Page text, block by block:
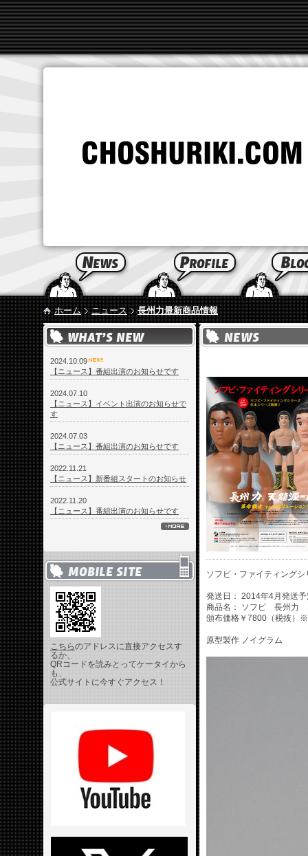
ホーム ニュース 長州力最新商品情報
2024.10.09
【ニュース】番組出演のお知らせです
2024.07.10
【ニュース】イベント出演のお知らせで
す
2024.07.03
【ニュース】番組出演のお知らせです
2022.11.21
【ニュース】新番組スタートのお知らせ
2022.11.20
【ニュース】番組出演のお知らせです
こちらのアドレスに直接アクセスす
るか、
QRコードを読みとってケータイから
も、
公式サイトに今すぐアクセス！
ソフビ・ファイティング
発送日： 2014年4月発送
商品名： ソフビ 長州力
頒布価格￥7800（税抜）
原型製作 ノイグラム